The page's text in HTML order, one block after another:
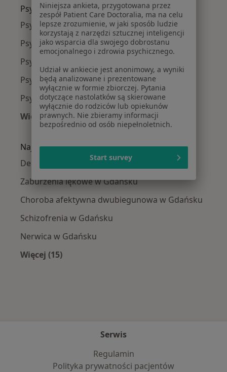
Psychiatrzy w pobliżu
Psychiatrzy Oliwa
Psychiatrzy Aniołki
Psychiatrzy Brętowo
Psychiatrzy Strzyża
Psychiatrzy Osowa
Więcej (9)
Więcej w kategorii: Psychiatrzy w pobliżu
Najczęście leczone choroby
Depresja w Gdańsku
Zaburzenia lękowe w Gdańsku
Choroba afektywna dwubiegunowa w Gdańsku
Schizofrenia w Gdańsku
Nerwica w Gdańsku
Więcej (15)
Serwis
Regulamin
Polityka prywatności pacjentów
Niniejsza ankieta, przygotowana przez
zespół Patient Care Doctoralia, ma na celu
lepsze zrozumienie, w jaki sposób ludzie
korzystają z narzędzi sztucznej inteligencji
jako wsparcia dla swojego dobrostanu
emocjonalnego i zdrowia psychicznego.
Udział w ankiecie jest anonimowy, a wyniki
będą analizowane i prezentowane
wyłącznie w formie zbiorczej. Pytania
dotyczące nastolatków są skierowane
wyłącznie do rodziców lub opiekunów
prawnych. Nie zbieramy informacji
bezpośrednio od osób niepełnoletnich.
Start survey